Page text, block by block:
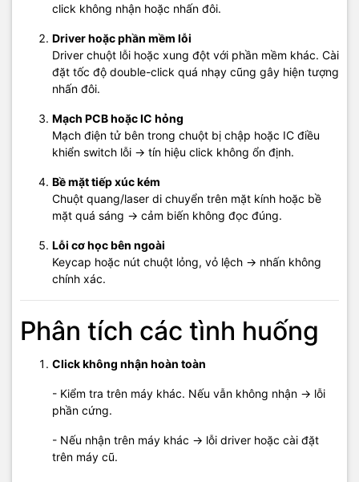
click không nhận hoặc nhấn đôi.
Driver hoặc phần mềm lỗi
Driver chuột lỗi hoặc xung đột với phần mềm khác. Cài
đặt tốc độ double-click quá nhạy cũng gây hiện tượng
nhấn đôi.
Mạch PCB hoặc IC hỏng
Mạch điện tử bên trong chuột bị chập hoặc IC điều
khiển switch lỗi → tín hiệu click không ổn định.
Bề mặt tiếp xúc kém
Chuột quang/laser di chuyển trên mặt kính hoặc bề
mặt quá sáng → cảm biến không đọc đúng.
Lỗi cơ học bên ngoài
Keycap hoặc nút chuột lỏng, vỏ lệch → nhấn không
chính xác.
Phân tích các tình huống
Click không nhận hoàn toàn
- Kiểm tra trên máy khác. Nếu vẫn không nhận → lỗi
phần cứng.
- Nếu nhận trên máy khác → lỗi driver hoặc cài đặt
trên máy cũ.